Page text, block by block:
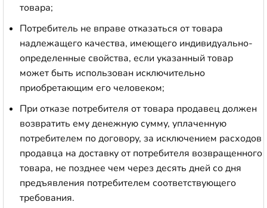
товара;
Потребитель не вправе отказаться от товара
надлежащего качества, имеющего индивидуально-
определенные свойства, если указанный товар
может быть использован исключительно
приобретающим его человеком;
При отказе потребителя от товара продавец должен
возвратить ему денежную сумму, уплаченную
потребителем по договору, за исключением расходов
продавца на доставку от потребителя возвращенного
товара, не позднее чем через десять дней со дня
предъявления потребителем соответствующего
требования.